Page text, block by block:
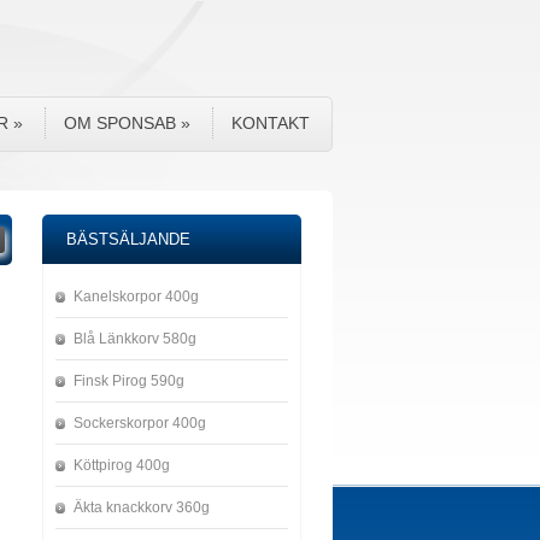
» OM SPONSAB » KONTAKT
BÄSTSÄLJANDE
Kanelskorpor 400g
Blå Länkkorv 580g
Finsk Pirog 590g
Sockerskorpor 400g
Köttpirog 400g
Äkta knackkorv 360g